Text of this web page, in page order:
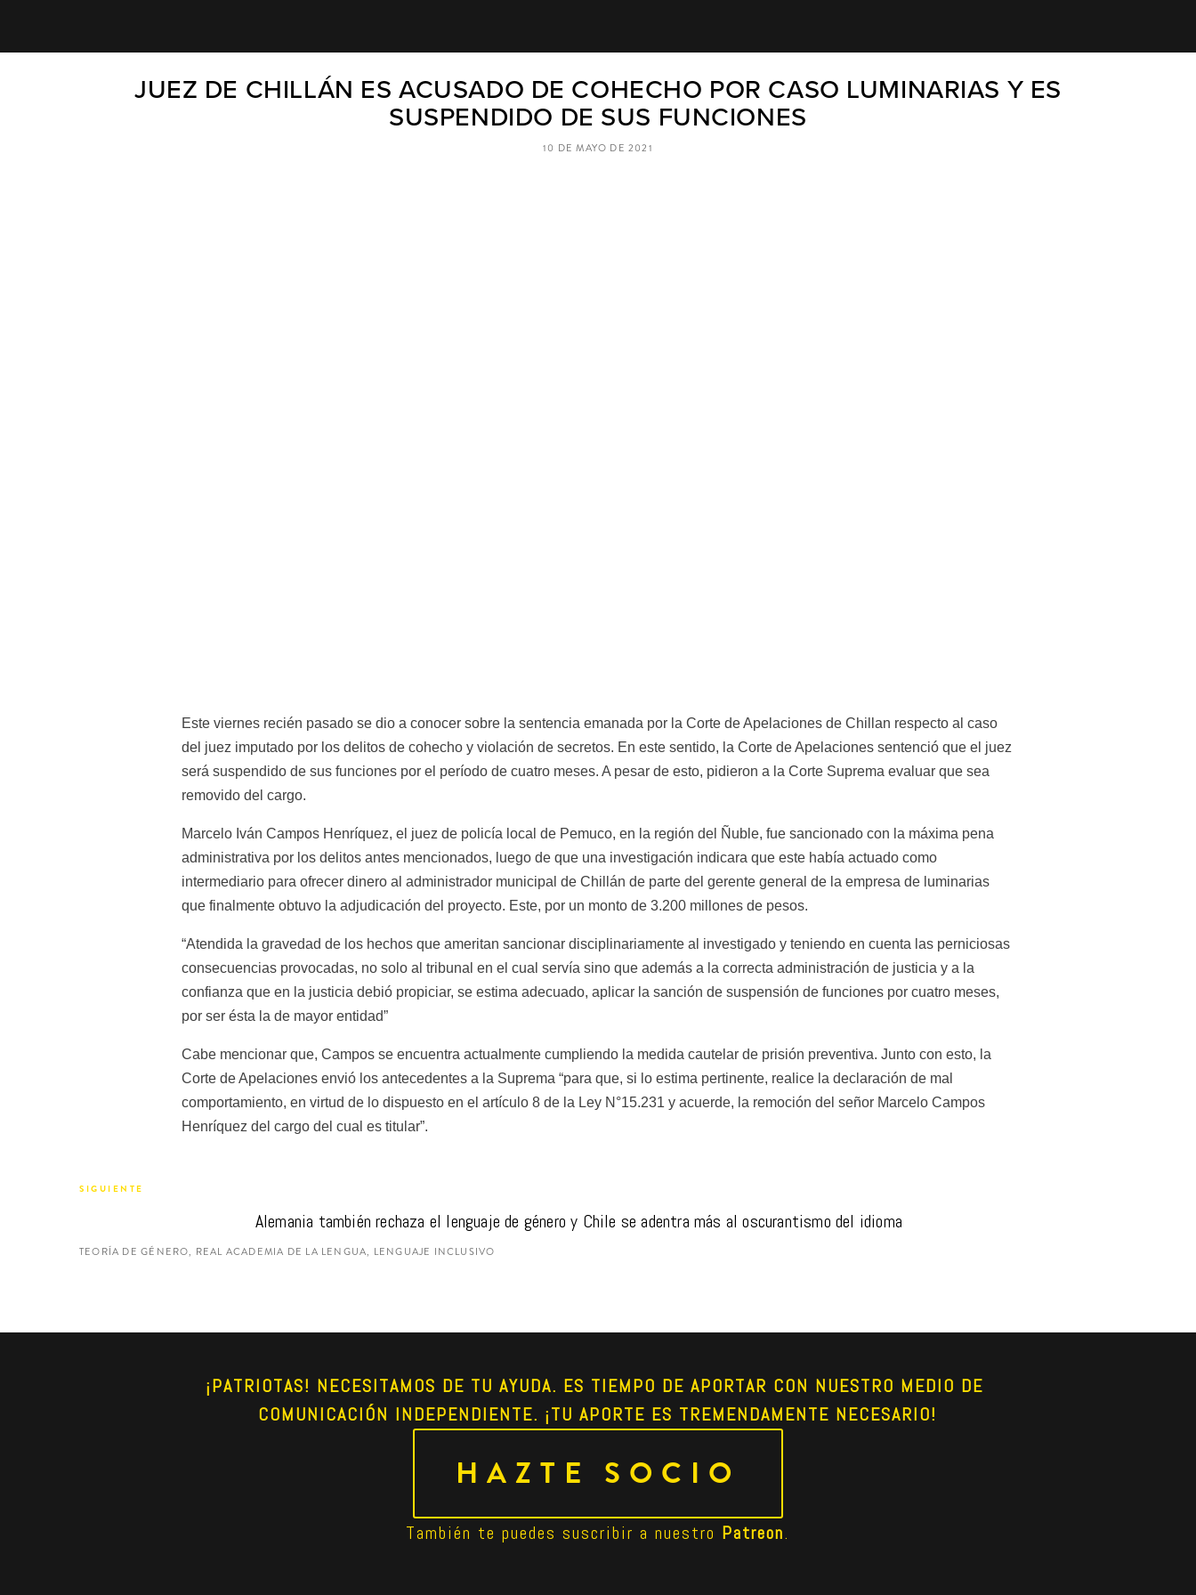
JUEZ DE CHILLÁN ES ACUSADO DE COHECHO POR CASO LUMINARIAS Y ES
SUSPENDIDO DE SUS FUNCIONES
Este viernes recién pasado se dio a conocer sobre la sentencia emanada por la Corte de Apelaciones de Chillan respecto al caso
del juez imputado por los delitos de cohecho y violación de secretos. En este sentido, la Corte de Apelaciones sentenció que el juez
será suspendido de sus funciones por el período de cuatro meses. A pesar de esto, pidieron a la Corte Suprema evaluar que sea
removido del cargo.
Marcelo Iván Campos Henríquez, el juez de policía local de Pemuco, en la región del Ñuble, fue sancionado con la máxima pena
administrativa por los delitos antes mencionados, luego de que una investigación indicara que este había actuado como
intermediario para ofrecer dinero al administrador municipal de Chillán de parte del gerente general de la empresa de luminarias
que finalmente obtuvo la adjudicación del proyecto. Este, por un monto de 3.200 millones de pesos.
“Atendida la gravedad de los hechos que ameritan sancionar disciplinariamente al investigado y teniendo en cuenta las perniciosas
consecuencias provocadas, no solo al tribunal en el cual servía sino que además a la correcta administración de justicia y a la
confianza que en la justicia debió propiciar, se estima adecuado, aplicar la sanción de suspensión de funciones por cuatro meses,
por ser ésta la de mayor entidad”
Cabe mencionar que, Campos se encuentra actualmente cumpliendo la medida cautelar de prisión preventiva. Junto con esto, la
Corte de Apelaciones envió los antecedentes a la Suprema “para que, si lo estima pertinente, realice la declaración de mal
comportamiento, en virtud de lo dispuesto en el artículo 8 de la Ley N°15.231 y acuerde, la remoción del señor Marcelo Campos
Henríquez del cargo del cual es titular”.
10 DE MAYO DE 2021
SIGUIENTE
Alemania también rechaza el lenguaje de género y Chile se adentra más al oscurantismo del idioma
TEORÍA DE GÉNERO, REAL ACADEMIA DE LA LENGUA, LENGUAJE INCLUSIVO
¡PATRIOTAS! NECESITAMOS DE TU AYUDA. ES TIEMPO DE APORTAR CON NUESTRO MEDIO DE
COMUNICACIÓN INDEPENDIENTE. ¡TU APORTE ES TREMENDAMENTE NECESARIO!
HAZTE SOCIO
También te puedes suscribir a nuestro Patreon.